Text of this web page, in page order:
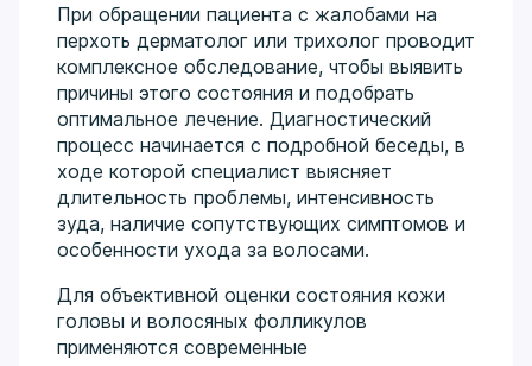
При обращении пациента с жалобами на
перхоть дерматолог или трихолог проводит
комплексное обследование, чтобы выявить
причины этого состояния и подобрать
оптимальное лечение. Диагностический
процесс начинается с подробной беседы, в
ходе которой специалист выясняет
длительность проблемы, интенсивность
зуда, наличие сопутствующих симптомов и
особенности ухода за волосами.
Для объективной оценки состояния кожи
головы и волосяных фолликулов
применяются современные